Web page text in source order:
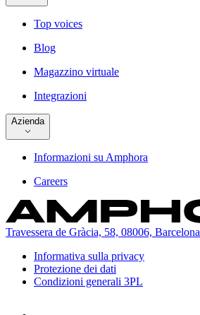
Top voices
Blog
Magazzino virtuale
Integrazioni
Azienda
Informazioni su Amphora
Careers
Travessera de Gràcia, 58, 08006, Barcelona
Informativa sulla privacy
Protezione dei dati
Condizioni generali 3PL